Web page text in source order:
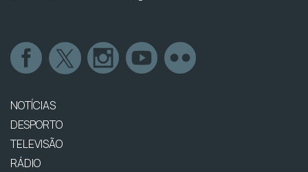
NOTÍCIAS
DESPORTO
TELEVISÃO
RÁDIO